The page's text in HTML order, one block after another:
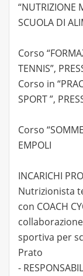
“NUTRIZIONE
SCUOLA DI
Corso
TENNIS”,
Corso in
SPORT ”,
Corso
EMPOLI
INCARICHI
Nutrizionista
con COACH
collaborazione
sportiva per
Prato
-